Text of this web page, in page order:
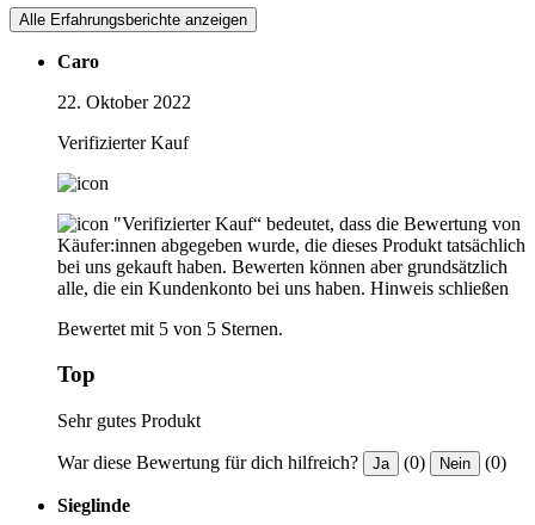
Alle Erfahrungsberichte anzeigen
Caro
22. Oktober 2022
Verifizierter Kauf
"Verifizierter Kauf“ bedeutet, dass die Bewertung von
Käufer:innen abgegeben wurde, die dieses Produkt tatsächlich
bei uns gekauft haben. Bewerten können aber grundsätzlich
alle, die ein Kundenkonto bei uns haben. Hinweis schließen
Bewertet mit 5 von 5 Sternen.
Top
Sehr gutes Produkt
War diese Bewertung für dich hilfreich? Ja (0) Nein (0)
Sieglinde